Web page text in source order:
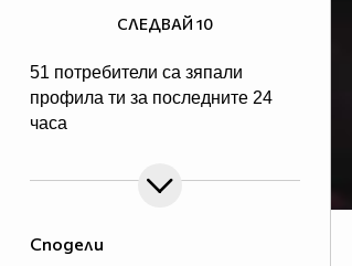
Сподели
51 потребители са зяпали
профила ти за последните 24
чаca
СЛЕДВАЙ 10